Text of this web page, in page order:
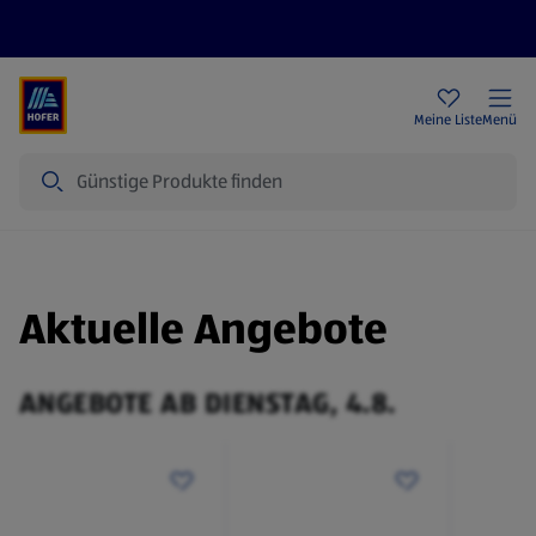
Meine ListeMenü
Aktuelle Angebote
ANGEBOTE AB DIENSTAG, 4.8.